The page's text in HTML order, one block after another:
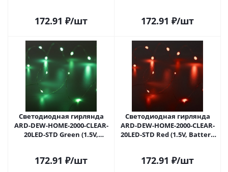
Саратове
172.91 ₽/шт
Саратове
172.91 ₽/шт
Светодиодная гирлянда
ARD-DEW-HOME-2000-CLEAR-
20LED-STD Green (1.5V,
Саратове
172.91 ₽/шт
Светодиодная гирлянда
ARD-DEW-HOME-2000-CLEAR-
20LED-STD Red (1.5V, Battery
172.91 ₽/шт